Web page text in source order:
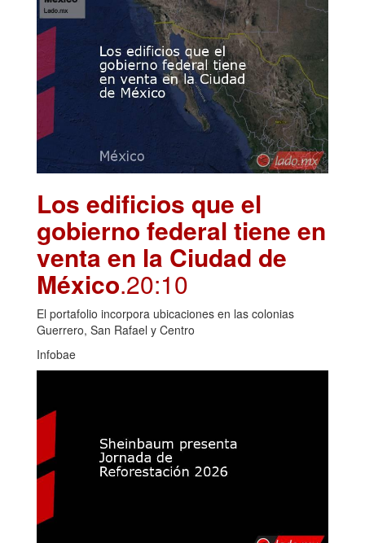
Los edificios que el
gobierno federal tiene en
venta en la Ciudad de
México.20:10
El portafolio incorpora ubicaciones en las colonias
Guerrero, San Rafael y Centro
Infobae